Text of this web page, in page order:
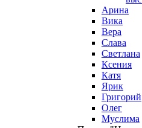
Арина
Вика
Вера
Слава
Светлана
Ксения
Катя
Ярик
Григорий
Олег
Муслима